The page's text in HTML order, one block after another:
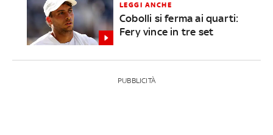
LEGGI ANCHE
Cobolli si ferma ai quarti:
Fery vince in tre set
PUBBLICITÀ